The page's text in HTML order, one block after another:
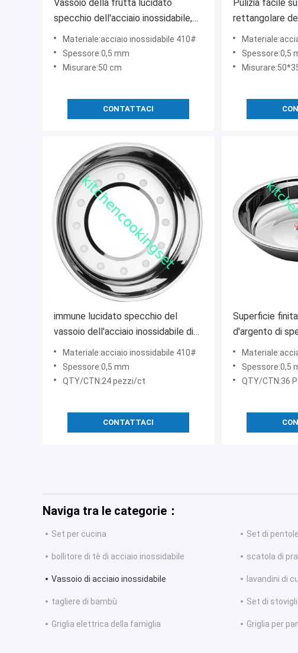
Vassoio della frutta lucidato
specchio dell'acciaio inossidabile,
vassoio di ovale dell'acciaio
inossidabile
Materiale:acciaio inossidabile 410#
Spessore:0,5 mm
Misurare:50 cm
CONTATTACI
Pulizia facile
rettangolare
inossidabile
Spessore:0,5
immune lucidato specchio del
vassoio dell'acciaio inossidabile di
50CM da arrugginire servizio
dell'OEM disponibile
Materiale:acciaio inossidabile 410#
Spessore:0,5 mm
QTY/CTN:24 pezzi/ct
CONTATTACI
Superficie
d'argento di
vassoio
inossidabile
Spessore:0,5
QTY/CTN:36
Naviga tra le categorie：
Set per cucina Set di
bollitore di tè di acciaio inossidabile scatola di
Vassoio di acciaio inossidabile lavandini di
tagliere di bambù Set di
Griglia elettrica della famiglia Griglia per